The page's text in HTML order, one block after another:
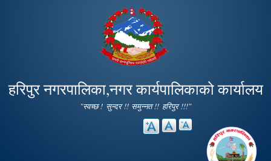
main
content
हरिपुर नगरपालिका,नगर कार्यपालिकाको कार्यालय
"स्वच्छ ! सुन्दर !! समुन्नत !! हरिपुर !!!"